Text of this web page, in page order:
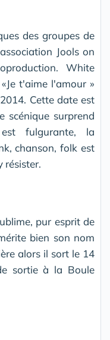
des groupes de
Jools on
White
t'aime l'amour »
Cette date est
scénique surprend
fulgurante, la
chanson, folk est
résister.
pur esprit de
bien son nom
alors il sort le 14
sortie à la Boule